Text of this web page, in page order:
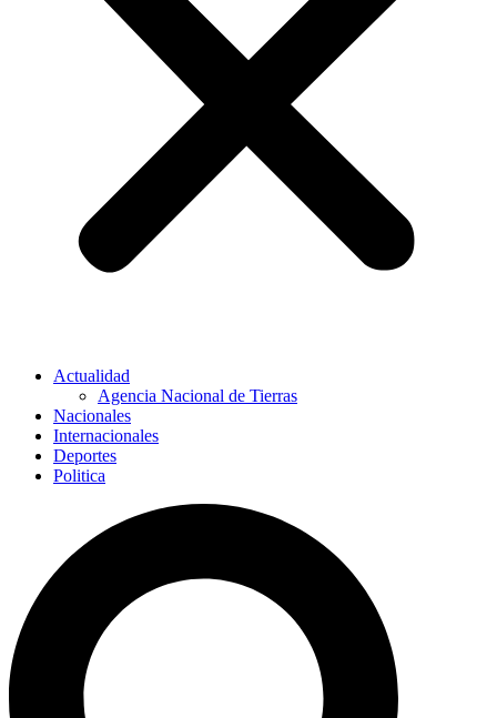
Actualidad
Agencia Nacional de Tierras
Nacionales
Internacionales
Deportes
Politica